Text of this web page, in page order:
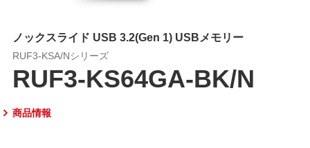
ノックスライド USB 3.2(Gen 1) USBメモリー
RUF3-KSA/Nシリーズ
RUF3-KS64GA-BK/N
商品情報